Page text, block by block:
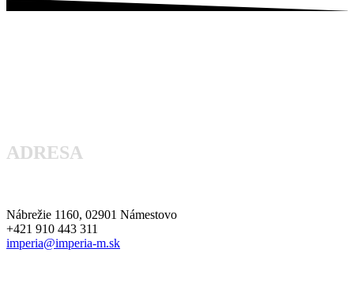
ADRESA
Nábrežie 1160, 02901 Námestovo
+421 910 443 311
imperia@imperia-m.sk